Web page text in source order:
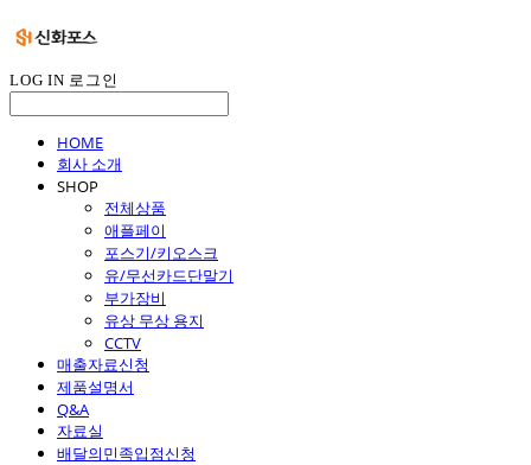
LOG IN 로그인
HOME
회사 소개
SHOP
전체상품
애플페이
포스기/키오스크
유/무선카드단말기
부가장비
유상 무상 용지
CCTV
매출자료신청
제품설명서
Q&A
자료실
배달의민족입점신청